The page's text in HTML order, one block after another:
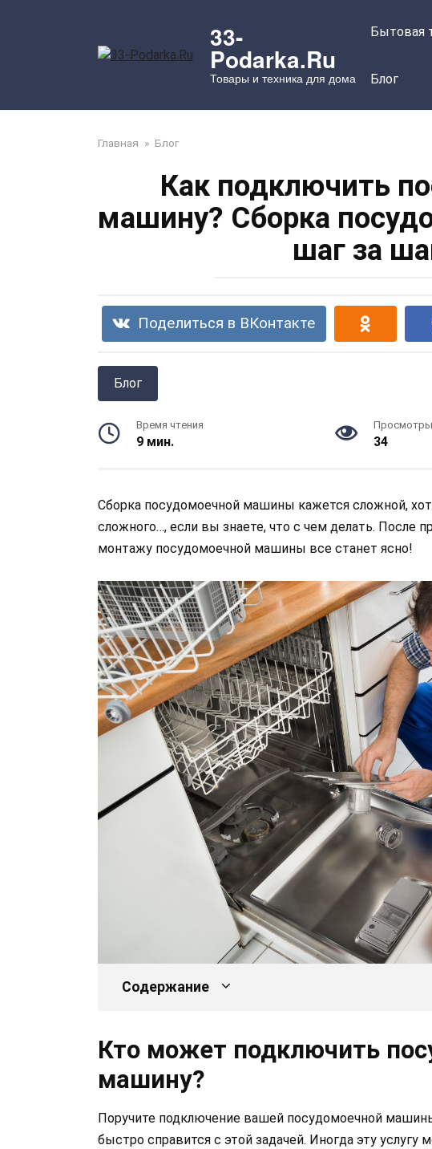
33-
Podarka.Ru
Товары и техника для дома
Бытовая
Блог
Главная » Блог
Как подключить
машину? Сборка
шаг за
Поделиться в ВКонтакте
Блог
Время чтения
9 мин.
Просмотры
34
Сборка посудомоечной машины кажется сложной,
сложного…, если вы знаете, что с чем делать. После
монтажу посудомоечной машины все станет ясно!
Содержание
Кто может подключить
машину?
Поручите подключение вашей посудомоечной
быстро справится с этой задачей. Иногда эту